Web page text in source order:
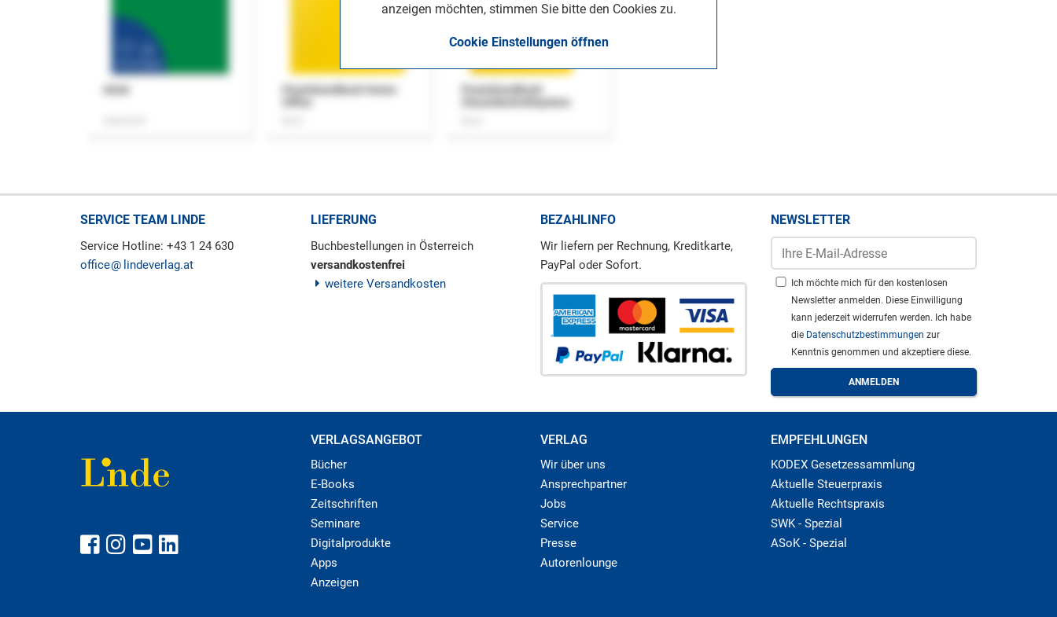
anzeigen möchten, stimmen Sie bitte den Cookies zu.
Cookie Einstellungen öffnen
Praxishandbuch Home-
Praxishandbuch
SERVICE TEAM LINDE
Service Hotline: +43 1 24 630
office
lindeverlag.at
LIEFERUNG
Buchbestellungen in Österreich
versandkostenfrei
weitere Versandkosten
BEZAHLINFO
Wir liefern per Rechnung, Kreditkarte,
PayPal oder Sofort.
NEWSLETTER
Ich möchte mich für den kostenlosen
Newsletter anmelden. Diese Einwilligung
kann jederzeit widerrufen werden. Ich habe
die Datenschutzbestimmungen zur
Kenntnis genommen und akzeptiere diese.
VERLAGSANGEBOT
Bücher
E-Books
Zeitschriften
Seminare
Digitalprodukte
Apps
Anzeigen
VERLAG
Wir über uns
Ansprechpartner
Jobs
Service
Presse
Autorenlounge
EMPFEHLUNGEN
KODEX Gesetzessammlung
Aktuelle Steuerpraxis
Aktuelle Rechtspraxis
SWK - Spezial
ASoK - Spezial